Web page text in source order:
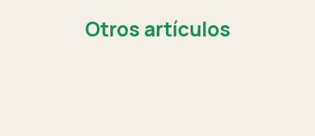
Otros artículos